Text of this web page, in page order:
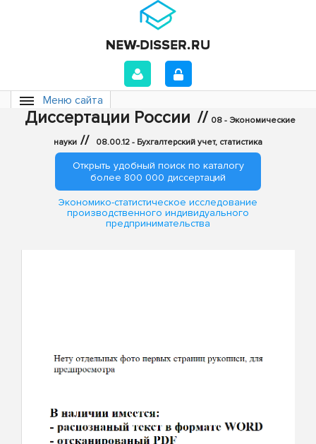
Меню сайта
Диссертации России // 08 - Экономические
науки // 08.00.12 - Бухгалтерский учет, статистика
Открыть удобный поиск по каталогу
более 800 000 диссертаций
Экономико-статистическое исследование
производственного индивидуального
предпринимательства